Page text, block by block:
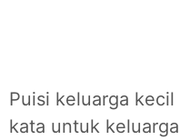
Puisi keluarga
kata untuk